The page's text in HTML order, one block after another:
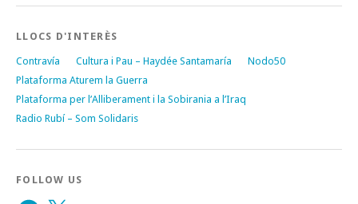
LLOCS D'INTERÈS
Contravía Cultura i Pau – Haydée Santamaría
Nodo50
Plataforma Aturem la Guerra
Plataforma per l’Alliberament i la Sobirania a l’Iraq
Radio Rubí – Som Solidaris
FOLLOW US